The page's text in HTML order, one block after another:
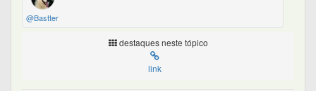
@Bastter
destaques neste tópico
link